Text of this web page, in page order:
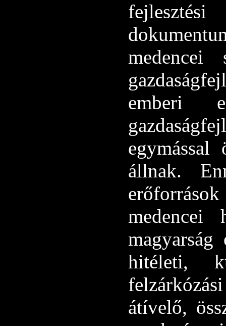
medencei
emberi
egymással
állnak.
medencei
magyarság
hitéleti,
átívelő,